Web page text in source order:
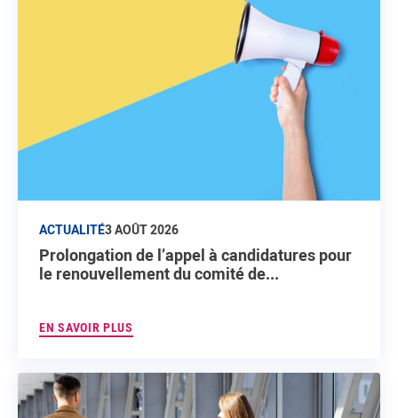
ACTUALITÉ3 AOÛT 2026
Prolongation de l’appel à candidatures pour
le renouvellement du comité de...
EN SAVOIR PLUS